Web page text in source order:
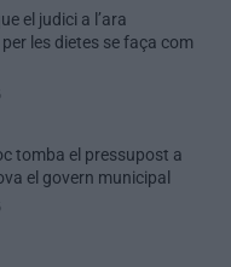
el judici a l’ara
les dietes se faça com
tomba el pressupost a
el govern municipal